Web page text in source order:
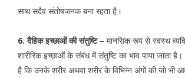
साथ सदैव संतोषजनक बना रहता है।
6. दैहिक इच्छाओं की संतुष्टि – मानसिक रूप से स्वस्थ
शारीरिक इच्छाओं के संबंध में संतुष्टि का भाव पाया जाता
है कि उनके शरीर अथवा शरीर के विभिन्न अंगों की जो भी